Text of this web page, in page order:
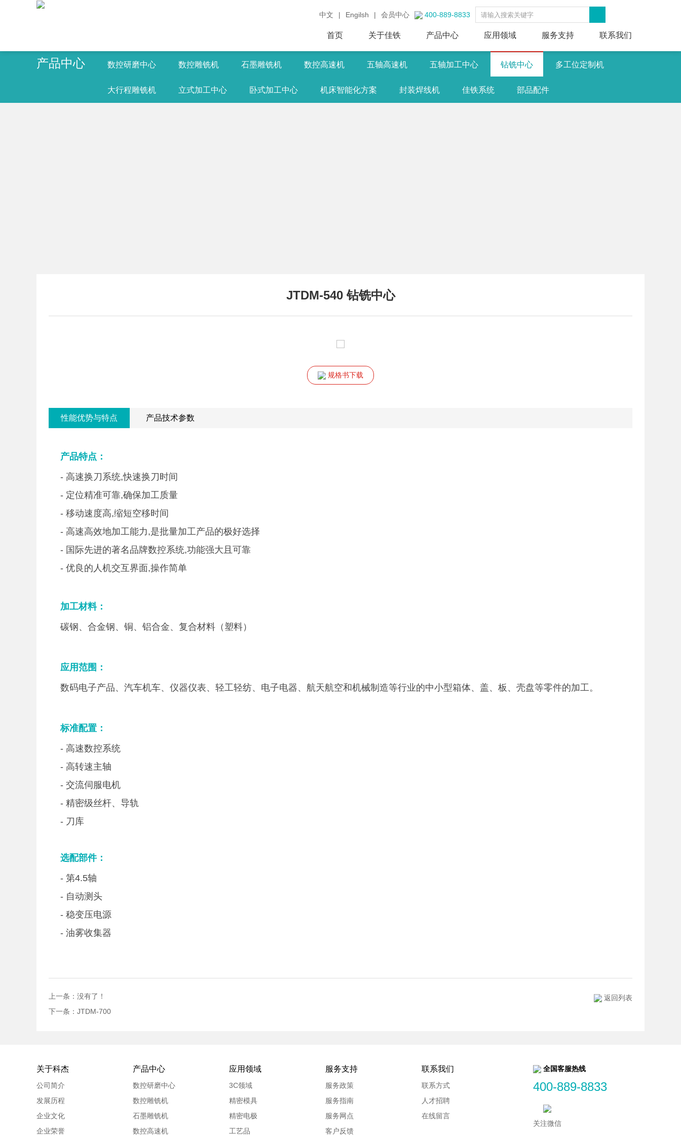
中文 | Engilsh | 会员中心 400-889-8833
首页 关于佳铁 产品中心 应用领域 服务支持 联系我们
产品中心 数控研磨中心 数控雕铣机 石墨雕铣机 数控高速机 五轴高速机 五轴加工中心 钻铣中心 多工位定制机
大行程雕铣机 立式加工中心 卧式加工中心 机床智能化方案 封装焊线机 佳铁系统 部品配件
JTDM-540 钻铣中心
规格书下载
性能优势与特点 产品技术参数
产品特点：
- 高速换刀系统,快速换刀时间
- 定位精准可靠,确保加工质量
- 移动速度高,缩短空移时间
- 高速高效地加工能力,是批量加工产品的极好选择
- 国际先进的著名品牌数控系统,功能强大且可靠
- 优良的人机交互界面,操作简单
加工材料：
碳钢、合金钢、铜、铝合金、复合材料（塑料）
应用范围：
数码电子产品、汽车机车、仪器仪表、轻工轻纺、电子电器、航天航空和机械制造等行业的中小型箱体、盖、板、壳盘等零件的加工。
标准配置：
- 高速数控系统
- 高转速主轴
- 交流伺服电机
- 精密级丝杆、导轨
- 刀库
选配部件：
- 第4.5轴
- 自动测头
- 稳变压电源
- 油雾收集器
上一条：没有了！
下一条：JTDM-700
返回列表
关于科杰
公司简介
发展历程
企业文化
企业荣誉
产品中心
数控研磨中心
数控雕铣机
石墨雕铣机
数控高速机
应用领域
3C领域
精密模具
精密电极
工艺品
服务支持
服务政策
服务指南
服务网点
客户反馈
联系我们
联系方式
人才招聘
在线留言
全国客服热线
400-889-8833
关注微信